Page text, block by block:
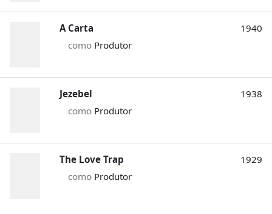
A Carta
como Produtor
1940
Jezebel
como Produtor
1938
The Love Trap
como Produtor
1929